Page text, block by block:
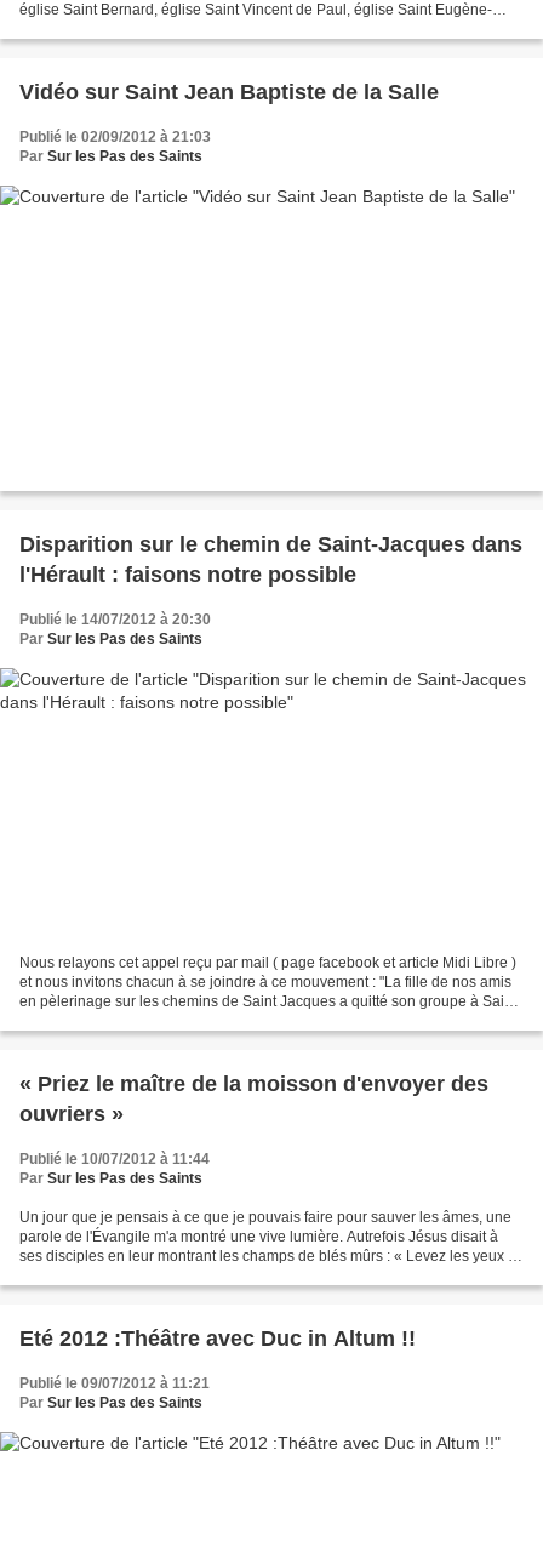
église Saint Bernard, église Saint Vincent de Paul, église Saint Eugène-
Vidéo sur Saint Jean Baptiste de la Salle
Publié le 02/09/2012 à 21:03
Par Sur les Pas des Saints
Disparition sur le chemin de Saint-Jacques dans
l'Hérault : faisons notre possible
Publié le 14/07/2012 à 20:30
Par Sur les Pas des Saints
Nous relayons cet appel reçu par mail ( page facebook et article Midi Libre )
et nous invitons chacun à se joindre à ce mouvement : "La fille de nos amis
en pèlerinage sur les chemins de Saint Jacques a quitté son groupe à Saint
« Priez le maître de la moisson d'envoyer des
ouvriers »
Publié le 10/07/2012 à 11:44
Par Sur les Pas des Saints
Un jour que je pensais à ce que je pouvais faire pour sauver les âmes, une
parole de l'Évangile m'a montré une vive lumière. Autrefois Jésus disait à
ses disciples en leur montrant les champs de blés mûrs : « Levez les yeux et
Eté 2012 :Théâtre avec Duc in Altum !!
Publié le 09/07/2012 à 11:21
Par Sur les Pas des Saints